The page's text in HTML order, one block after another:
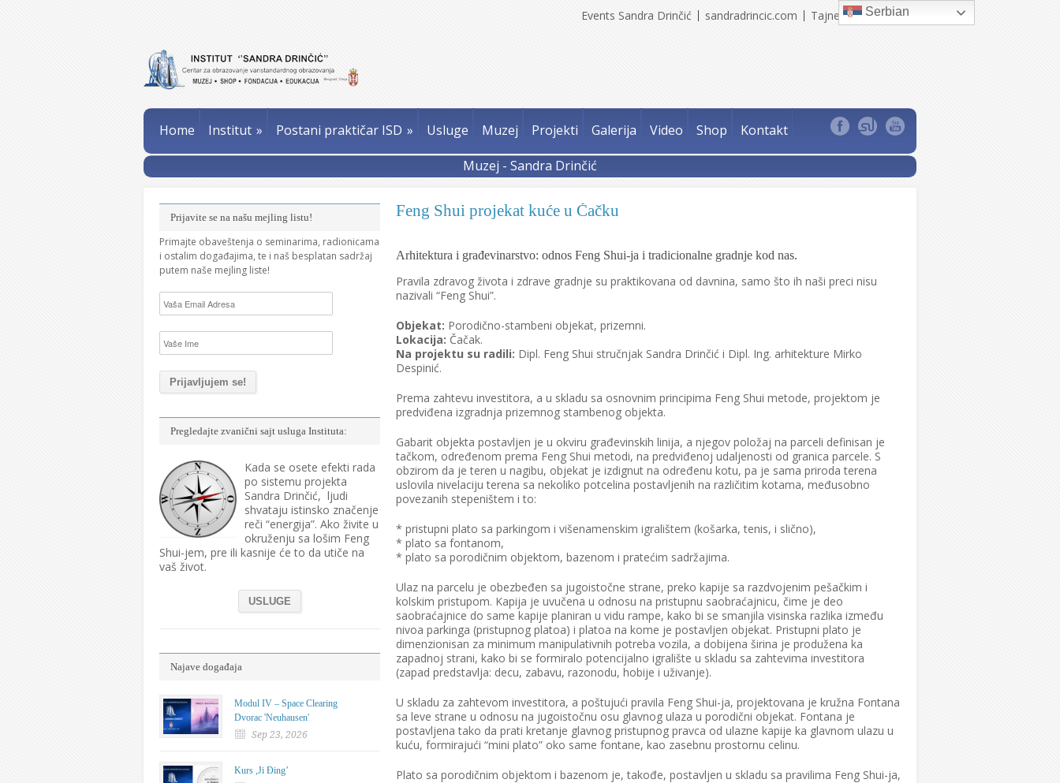
Events Sandra Drinčić sandradrincic.com Tajne Sandra Drinčić
Home Institut » Postani praktičar ISD » Usluge Muzej Projekti Galerija Video Shop Kontakt
Muzej - Sandra Drinčić
Feng Shui projekat kuće u Čačku
Arhitektura i građevinarstvo: odnos Feng Shui-ja i tradicionalne gradnje kod nas.
Pravila zdravog života i zdrave gradnje su praktikovana od davnina, samo što ih naši preci nisu
nazivali “Feng Shui”.
Objekat: Porodično-stambeni objekat, prizemni.
Lokacija: Čačak.
Na projektu su radili: Dipl. Feng Shui stručnjak Sandra Drinčić i Dipl. Ing. arhitekture Mirko
Despinić.
Prema zahtevu investitora, a u skladu sa osnovnim principima Feng Shui metode, projektom je
predviđena izgradnja prizemnog stambenog objekta.
Gabarit objekta postavljen je u okviru građevinskih linija, a njegov položaj na parceli definisan je
tačkom, određenom prema Feng Shui metodi, na predviđenoj udaljenosti od granica parcele. S
obzirom da je teren u nagibu, objekat je izdignut na određenu kotu, pa je sama priroda terena
uslovila nivelaciju terena sa nekoliko potcelina postavljenih na različitim kotama, međusobno
povezanih stepeništem i to:
* pristupni plato sa parkingom i višenamenskim igralištem (košarka, tenis, i slično),
* plato sa fontanom,
* plato sa porodičnim objektom, bazenom i pratećim sadržajima.
Ulaz na parcelu je obezbeđen sa jugoistočne strane, preko kapije sa razdvojenim pešačkim i
kolskim pristupom. Kapija je uvučena u odnosu na pristupnu saobraćajnicu, čime je deo
saobraćajnice do same kapije planiran u vidu rampe, kako bi se smanjila visinska razlika između
nivoa parkinga (pristupnog platoa) i platoa na kome je postavljen objekat. Pristupni plato je
dimenzionisan za minimum manipulativnih potreba vozila, a dobijena širina je produžena ka
zapadnoj strani, kako bi se formiralo potencijalno igralište u skladu sa zahtevima investitora
(zapad predstavlja: decu, zabavu, razonodu, hobije i uživanje).
U skladu za zahtevom investitora, a poštujući pravila Feng Shui-ja, projektovana je kružna Fontana
sa leve strane u odnosu na jugoistočnu osu glavnog ulaza u porodični objekat. Fontana je
postavljena tako da prati kretanje glavnog pristupnog pravca od ulazne kapije ka glavnom ulazu u
kuću, formirajući “mini plato” oko same fontane, kao zasebnu prostornu celinu.
Plato sa porodičnim objektom i bazenom je, takođe, postavljen u skladu sa pravilima Feng Shui-ja,
Prijavite se na našu mejling listu!
Primajte obaveštenja o seminarima, radionicama
i ostalim događajima, te i naš besplatan sadržaj
putem naše mejling liste!
Pregledajte zvanični sajt usluga Instituta:
Kada se osete efekti rada
po sistemu projekta
Sandra Drinčić, ljudi
shvataju istinsko značenje
reči “energija”. Ako živite u
okruženju sa lošim Feng
Shui-jem, pre ili kasnije će to da utiče na
vaš život.
USLUGE
Najave događaja
Modul IV – Space Clearing
Dvorac 'Neuhausen'
Sep 23, 2026
Kurs ,Ji Đing’
Serbian